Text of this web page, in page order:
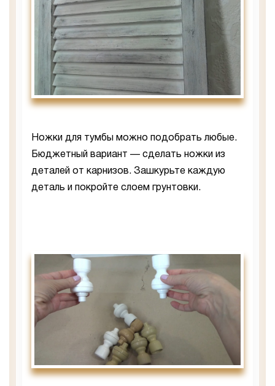
Ножки для тумбы можно подобрать любые.
Бюджетный вариант — сделать ножки из
деталей от карнизов. Зашкурьте каждую
деталь и покройте слоем грунтовки.